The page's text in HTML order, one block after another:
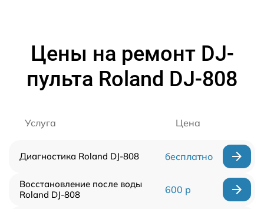
Цены на ремонт DJ-
пульта Roland DJ-808
Услуга Цена
Диагностика Roland DJ-808 бесплатно
Восстановление после воды
Roland DJ-808
600 р